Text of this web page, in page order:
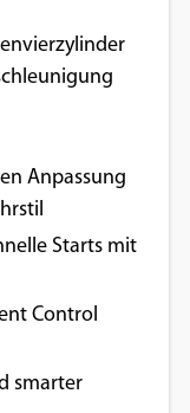
Anpassung
Starts mit
Control
smarter